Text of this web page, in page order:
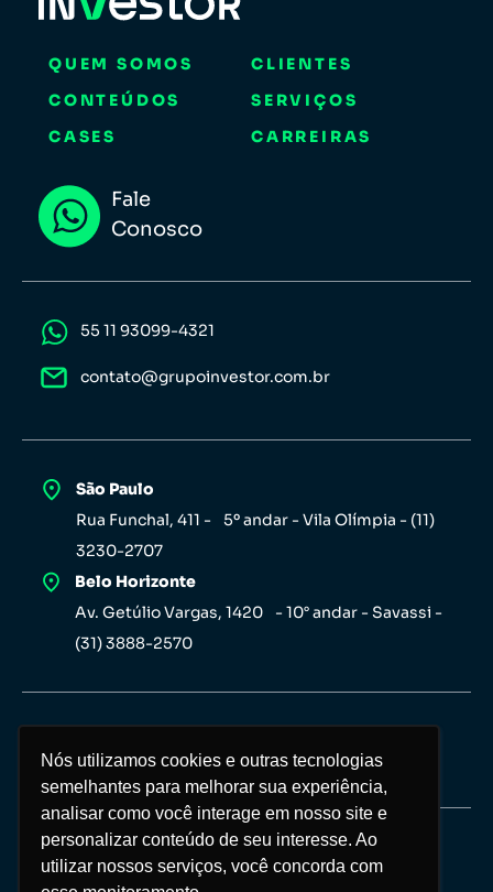
Nós utilizamos cookies e outras tecnologias
semelhantes para melhorar sua experiência,
analisar como você interage em nosso site e
personalizar conteúdo de seu interesse. Ao
utilizar nossos serviços, você concorda com
Nós utilizamos cookies e outras tecnologias
semelhantes para melhorar sua experiência,
analisar como você interage em nosso site e
personalizar conteúdo de seu interesse. Ao
utilizar nossos serviços, você concorda com
QUEM SOMOS
CLIENTES
CONTEÚDOS
SERVIÇOS
CASES
CARREIRAS
Fale
Conosco
55 11 93099-4321
contato@grupoinvestor.com.br
São Paulo
Rua Funchal, 411 - 5º andar - Vila Olímpia - (11)
3230-2707
Belo Horizonte
Av. Getúlio Vargas, 1420 - 10° andar - Savassi -
(31) 3888-2570
Copyright Investor 2026 © Todos os direitos